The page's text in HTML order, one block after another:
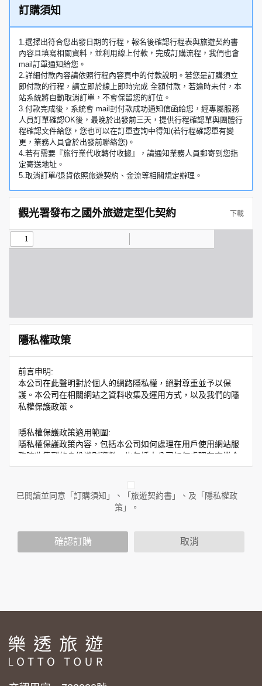
訂購須知
1.選擇出符合您出發日期的行程，報名後確認行程表與旅遊契約書
內容且填寫相關資料，並利用線上付款，完成訂購流程，我們也會
mail訂單通知給您。
2.詳細付款內容請依照行程內容頁中的付款說明。若您是訂購須立
即付款的行程，請立即於線上即時完成 全額付款，若逾時未付，本
站系統將自動取消訂單，不會保留您的訂位。
3.付款完成後，系統會 mail封付款成功通知信函給您，經專屬服務
人員訂單確認OK後，最晚於出發前三天，提供行程確認單與團體行
程確認文件給您，您也可以在訂單查詢中得知(若行程確認單有變
更，業務人員會於出發前聯絡您)。
4.若有需要『旅行業代收轉付收據』，請通知業務人員郵寄到您指
定寄送地址。
5.取消訂單/退貨依照旅遊契約、金流等相關規定辦理。
觀光署發布之國外旅遊定型化契約 下載
隱私權政策
前言申明:
本公司在此聲明對於個人的網路隱私權，絕對尊重並予以保
護。本公司在相關網站之資料收集及運用方式，以及我們的隱
私權保護政策。
隱私權保護政策適用範圍:
隱私權保護政策內容，包括本公司如何處理在用戶使用網站服
務時收集到的身份識別資料，也包括本公司如何處理在商業合
作與本公司合作時分享的任何身份識別資料。隱私權保護政策
人員。例如您透過本公司旗下網站上的廣告廠商連結，這些置
放連結的廠商也可能蒐集您個人的資料。對於您主動提供的個
人資訊，這些廣告廠商或連結網站有其個別的隱私權保護政
您個人在本網站上的聊天室或討論區中任意公開個人資料的行
個人的資料，其範圍如下：
您所提供的姓名、電子郵件地址、聯絡方式及使用時間等。
於一般瀏覽時，伺服器會自行記錄相關行徑，包括您使用連線
設備的 IP 位址、使用時間、使用的瀏覽器、瀏覽及點選資料記
錄等，做為我們增進網站服務的參考依據，此記錄為內部應
用，決不對外公布。
已閱讀並同意「訂購須知」、「旅遊契約書」、及「隱私權政
策」。
確認訂購 取消